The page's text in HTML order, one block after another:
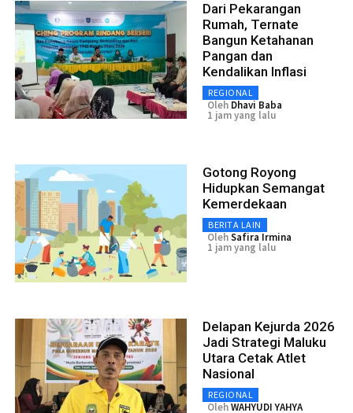
Dari Pekarangan
Rumah, Ternate
Bangun Ketahanan
Pangan dan
Kendalikan Inflasi
REGIONAL
Oleh Dhavi Baba
1 jam yang lalu
Gotong Royong
Hidupkan Semangat
Kemerdekaan
BERITA LAIN
OlehSafira Irmina
1 jam yang lalu
Delapan Kejurda 2026
Jadi Strategi Maluku
Utara Cetak Atlet
Nasional
REGIONAL
OlehWAHYUDI YAHYA